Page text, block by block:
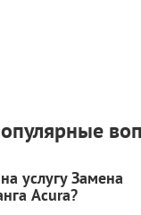
услугу Замена
Acura?